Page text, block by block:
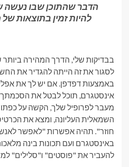
הדבר שהתוכן שבו נעשה
להיות זמין בתוצאות
בבדיקות שלי, הדרך המהירה
לסגור את זה הייתה להגדיר את
באמצעות דפדפן. אם יש לך את
מעבר לפרופיל שלך, הקשה על
השמאלית העליונה, ומצא את
חוזר". תהיה אפשרות "לאפשר
להעביר את "פוסטים" ו"סלילים"